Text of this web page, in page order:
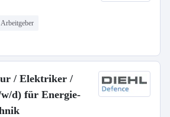
/ Elektriker /
d) für Energie-